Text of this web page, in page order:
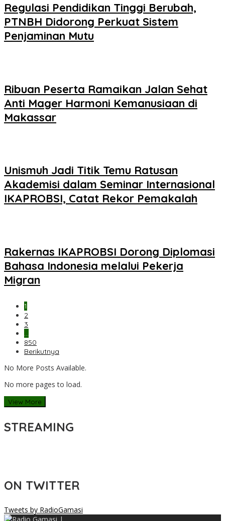
Regulasi Pendidikan Tinggi Berubah,
PTNBH Didorong Perkuat Sistem
Penjaminan Mutu
Ribuan Peserta Ramaikan Jalan Sehat
Anti Mager Harmoni Kemanusiaan di
Makassar
Unismuh Jadi Titik Temu Ratusan
Akademisi dalam Seminar Internasional
IKAPROBSI, Catat Rekor Pemakalah
Rakernas IKAPROBSI Dorong Diplomasi
Bahasa Indonesia melalui Pekerja
Migran
1
2
3
…
850
Berikutnya
No More Posts Available.
No more pages to load.
View More
STREAMING
ON TWITTER
Tweets by RadioGamasi